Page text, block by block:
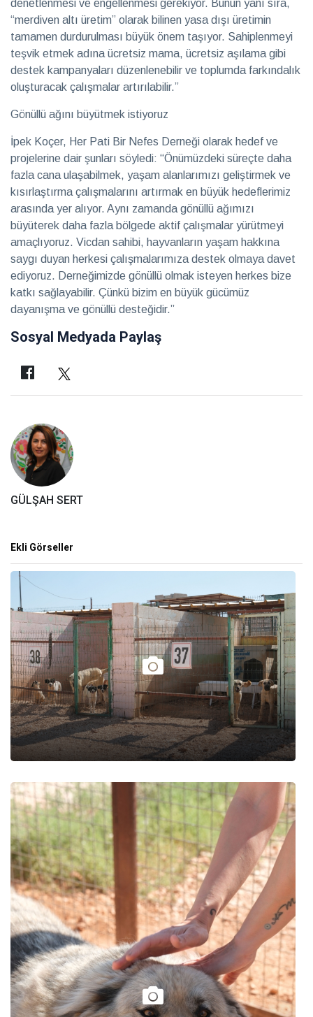
denetlenmesi ve engellenmesi gerekiyor. Bunun yanı sıra,
“merdiven altı üretim” olarak bilinen yasa dışı üretimin
tamamen durdurulması büyük önem taşıyor. Sahiplenmeyi
teşvik etmek adına ücretsiz mama, ücretsiz aşılama gibi
destek kampanyaları düzenlenebilir ve toplumda farkındalık
oluşturacak çalışmalar artırılabilir.”
Gönüllü ağını büyütmek istiyoruz
İpek Koçer, Her Pati Bir Nefes Derneği olarak hedef ve
projelerine dair şunları söyledi: “Önümüzdeki süreçte daha
fazla cana ulaşabilmek, yaşam alanlarımızı geliştirmek ve
kısırlaştırma çalışmalarını artırmak en büyük hedeflerimiz
arasında yer alıyor. Aynı zamanda gönüllü ağımızı
büyüterek daha fazla bölgede aktif çalışmalar yürütmeyi
amaçlıyoruz. Vicdan sahibi, hayvanların yaşam hakkına
saygı duyan herkesi çalışmalarımıza destek olmaya davet
ediyoruz. Derneğimizde gönüllü olmak isteyen herkes bize
katkı sağlayabilir. Çünkü bizim en büyük gücümüz
dayanışma ve gönüllü desteğidir.”
Sosyal Medyada Paylaş
GÜLŞAH SERT
Ekli Görseller